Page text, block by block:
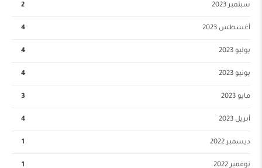
سبتمبر 2023 2
أغسطس 2023 4
يوليو 2023 4
يونيو 2023 4
مايو 2023 3
أبريل 2023 4
ديسمبر 2022 1
نوفمبر 2022 1